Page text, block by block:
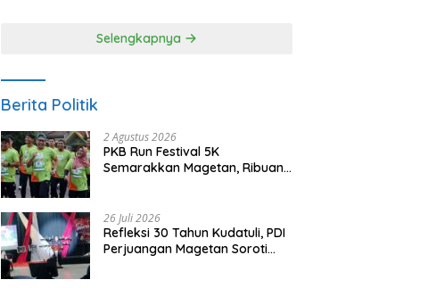
Selengkapnya
Berita Politik
2 Agustus 2026
PKB Run Festival 5K
Semarakkan Magetan, Ribuan
26 Juli 2026
Refleksi 30 Tahun Kudatuli, PDI
Perjuangan Magetan Soroti